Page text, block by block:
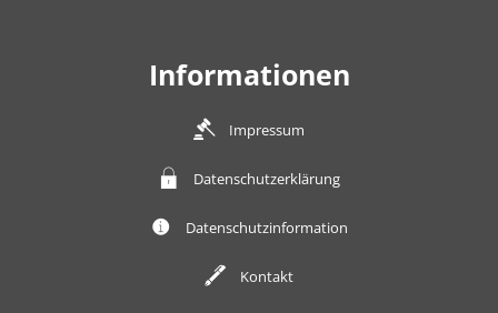
Informationen
Impressum
Datenschutzerklärung
Datenschutzinformation
Kontakt